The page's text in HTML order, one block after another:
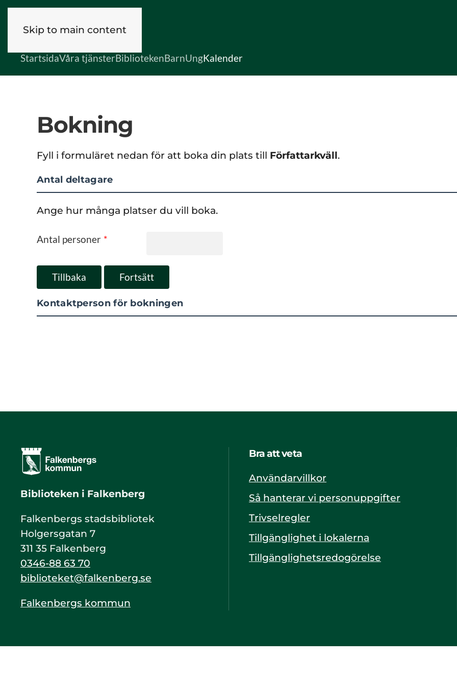
Skip to main content
StartsidaVåra tjänsterBibliotekenBarnUngKalender
Bokning
Fyll i formuläret nedan för att boka din plats till Författarkväll.
Antal deltagare
Ange hur många platser du vill boka.
Antal personer *
Kontaktperson för bokningen
Biblioteken i Falkenberg
Falkenbergs stadsbibliotek
Holgersgatan 7
311 35 Falkenberg
0346-88 63 70
biblioteket@falkenberg.se
Falkenbergs kommun
Bra att veta
Användarvillkor
Så hanterar vi personuppgifter
Trivselregler
Tillgänglighet i lokalerna
Tillgänglighetsredogörelse